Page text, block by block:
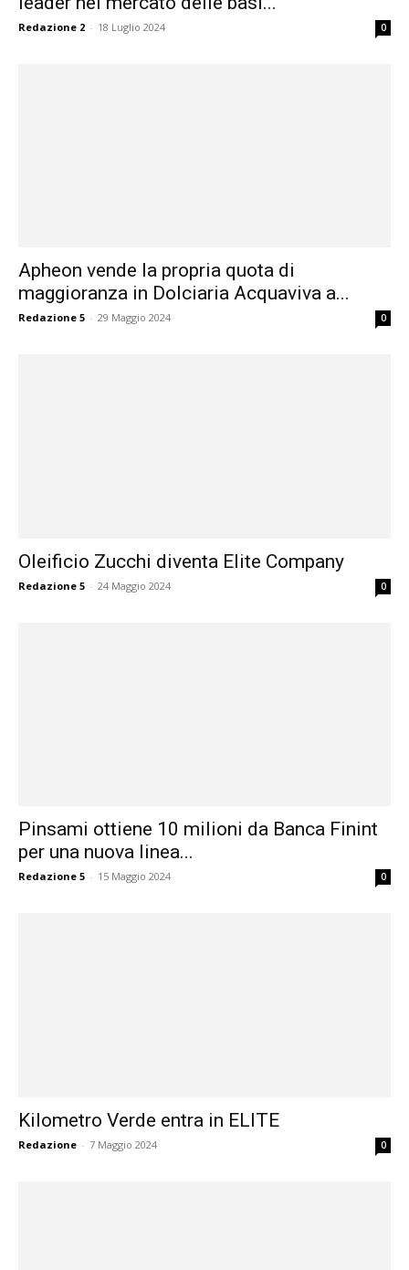
Redazione 2 - 18 Luglio 2024 0
Apheon vende la propria quota di
maggioranza in Dolciaria Acquaviva a...
Redazione 5 - 29 Maggio 2024 0
Oleificio Zucchi diventa Elite Company
Redazione 5 - 24 Maggio 2024 0
Pinsami ottiene 10 milioni da Banca Finint
per una nuova linea...
Redazione 5 - 15 Maggio 2024 0
Kilometro Verde entra in ELITE
Redazione - 7 Maggio 2024 0